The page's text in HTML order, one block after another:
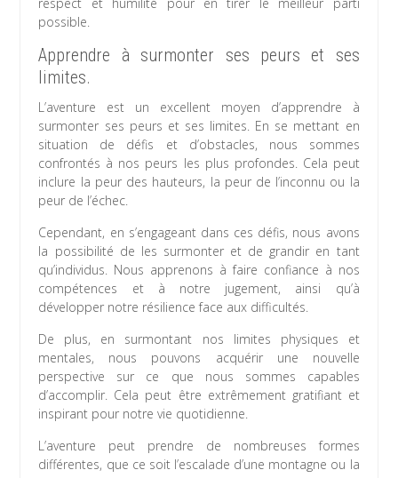
possible.
Apprendre à surmonter ses peurs et ses
limites.
L’aventure est un excellent moyen d’apprendre à
surmonter ses peurs et ses limites. En se mettant en
situation de défis et d’obstacles, nous sommes
confrontés à nos peurs les plus profondes. Cela peut
inclure la peur des hauteurs, la peur de l’inconnu ou la
peur de l’échec.
Cependant, en s’engageant dans ces défis, nous avons
la possibilité de les surmonter et de grandir en tant
qu’individus. Nous apprenons à faire confiance à nos
compétences et à notre jugement, ainsi qu’à
développer notre résilience face aux difficultés.
De plus, en surmontant nos limites physiques et
mentales, nous pouvons acquérir une nouvelle
perspective sur ce que nous sommes capables
d’accomplir. Cela peut être extrêmement gratifiant et
inspirant pour notre vie quotidienne.
L’aventure peut prendre de nombreuses formes
différentes, que ce soit l’escalade d’une montagne ou la